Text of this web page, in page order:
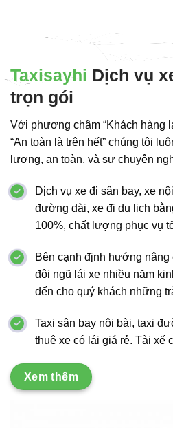
Taxisayhi Dịch vụ
trọn gói
Với phương châm “Khách hàng
“An toàn là trên hết” chúng tôi
lượng, an toàn, và sự chuyên
Dịch vụ xe đi sân bay, xe
đường dài, xe đi du lịch
100%, chất lượng phục vụ
Bên cạnh định hướng
đội ngũ lái xe nhiều năm
đến cho quý khách những
Taxi sân bay nội bài, taxi
thuê xe có lái giá rẻ. Tài xế
Xem thêm